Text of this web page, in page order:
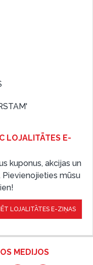
LOJALITĀTES E-
kuponus, akcijas un
Pievienojieties mūsu
LOJALITĀTES E-ZIŅAS
MEDIJOS